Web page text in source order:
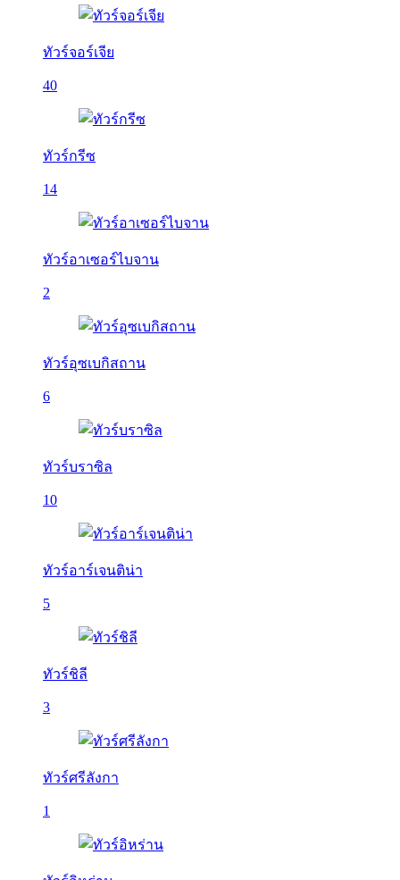
ทัวร์จอร์เจีย
40
ทัวร์กรีซ
14
ทัวร์อาเซอร์ไบจาน
2
ทัวร์อุซเบกิสถาน
6
ทัวร์บราซิล
10
ทัวร์อาร์เจนติน่า
5
ทัวร์ชิลี
3
ทัวร์ศรีลังกา
1